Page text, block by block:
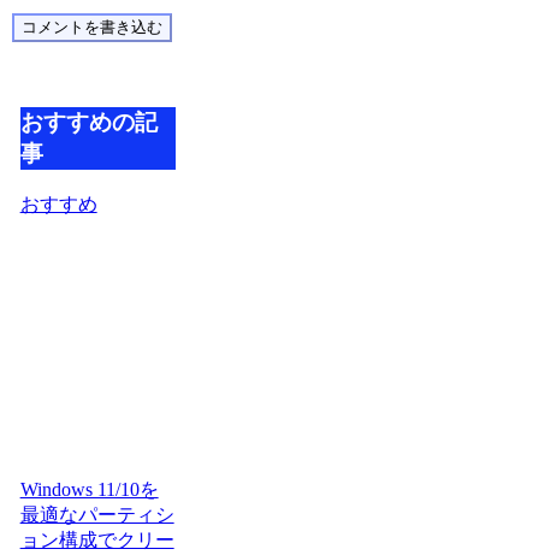
コメントを書き込む
おすすめの記
事
おすすめ
Windows 11/10を
最適なパーティシ
ョン構成でクリー